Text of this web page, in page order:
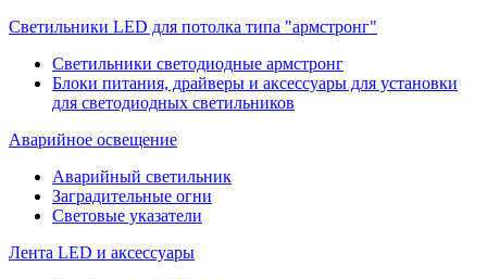
Светильники LED для потолка типа "армстронг"
Светильники светодиодные армстронг
Блоки питания, драйверы и аксессуары для установки
для светодиодных светильников
Аварийное освещение
Аварийный светильник
Заградительные огни
Световые указатели
Лента LED и аксессуары